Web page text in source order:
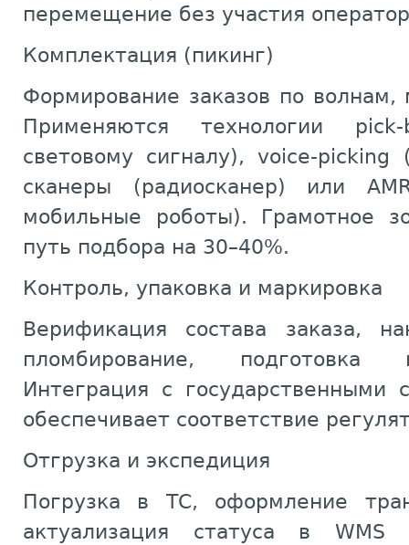
перемещение без участия
Комплектация (пикинг)
Формирование заказов по
Применяются технологии
световому сигналу), voice-picking
сканеры (радиосканер) или
мобильные роботы). Грамотное
путь подбора на 30–40%.
Контроль, упаковка и маркировка
Верификация состава заказа,
пломбирование, подготовка
Интеграция с государственными
обеспечивает соответствие
Отгрузка и экспедиция
Погрузка в ТС, оформление
актуализация статуса в WMS